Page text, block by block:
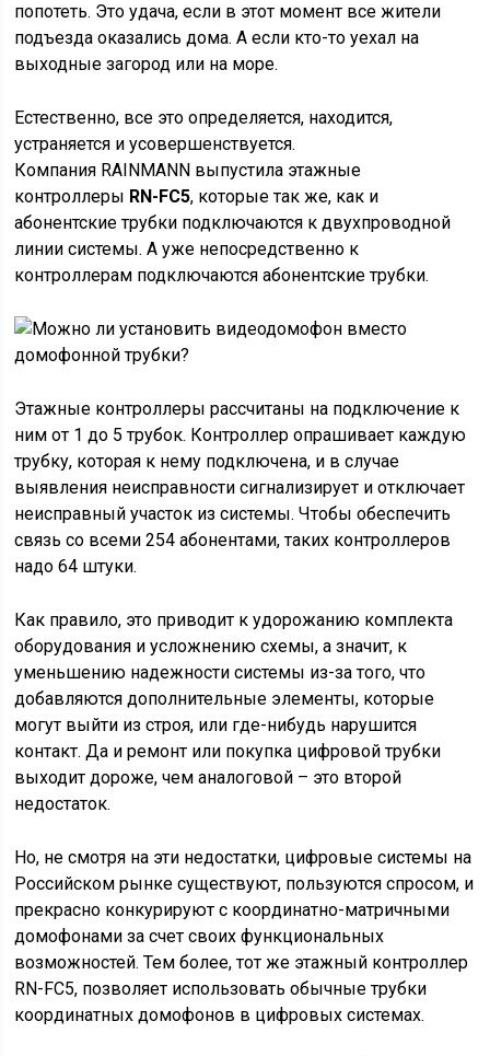
попотеть. Это удача, если в этот момент все жители
подъезда оказались дома. А если кто-то уехал на
выходные загород или на море.
Естественно, все это определяется, находится,
устраняется и усовершенствуется.
Компания RAINMANN выпустила этажные
контроллеры RN-FC5, которые так же, как и
абонентские трубки подключаются к двухпроводной
линии системы. А уже непосредственно к
контроллерам подключаются абонентские трубки.
Этажные контроллеры рассчитаны на подключение к
ним от 1 до 5 трубок. Контроллер опрашивает каждую
трубку, которая к нему подключена, и в случае
выявления неисправности сигнализирует и отключает
неисправный участок из системы. Чтобы обеспечить
связь со всеми 254 абонентами, таких контроллеров
надо 64 штуки.
Как правило, это приводит к удорожанию комплекта
оборудования и усложнению схемы, а значит, к
уменьшению надежности системы из-за того, что
добавляются дополнительные элементы, которые
могут выйти из строя, или где-нибудь нарушится
контакт. Да и ремонт или покупка цифровой трубки
выходит дороже, чем аналоговой – это второй
недостаток.
Но, не смотря на эти недостатки, цифровые системы на
Российском рынке существуют, пользуются спросом, и
прекрасно конкурируют с координатно-матричными
домофонами за счет своих функциональных
возможностей. Тем более, тот же этажный контроллер
RN-FC5, позволяет использовать обычные трубки
координатных домофонов в цифровых системах.